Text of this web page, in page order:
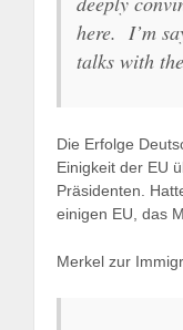
here. I’m
talks with
Die Erfolge
Einigkeit der EU
Präsidenten.
einigen EU, das
Merkel zur